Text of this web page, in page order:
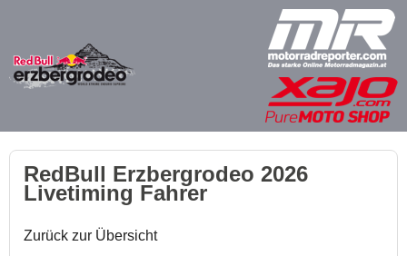
RedBull Erzbergrodeo 2026
Livetiming Fahrer
Zurück zur Übersicht